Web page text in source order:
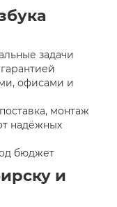
задачи
офисами и
монтаж
надёжных
бюджет
и